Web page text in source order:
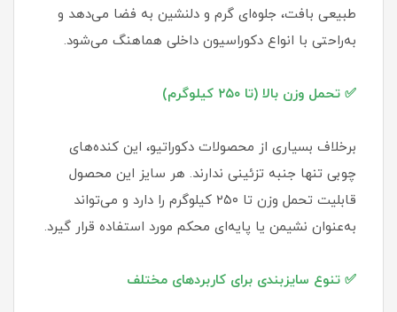
طبیعی بافت، جلوه‌ای گرم و دلنشین به فضا می‌دهد و
به‌راحتی با انواع دکوراسیون داخلی هماهنگ می‌شود.
✅ تحمل وزن بالا (تا ۲۵۰ کیلوگرم)
برخلاف بسیاری از محصولات دکوراتیو، این کنده‌های
چوبی تنها جنبه تزئینی ندارند. هر سایز این محصول
قابلیت تحمل وزن تا ۲۵۰ کیلوگرم را دارد و می‌تواند
به‌عنوان نشیمن یا پایه‌ای محکم مورد استفاده قرار گیرد.
✅ تنوع سایزبندی برای کاربردهای مختلف